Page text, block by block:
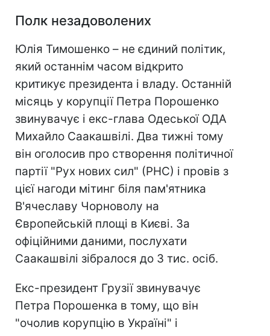
Полк незадоволених
Юлія Тимошенко – не єдиний політик,
який останнім часом відкрито
критикує президента і владу. Останній
місяць у корупції Петра Порошенко
звинувачує і екс-глава Одеської ОДА
Михайло Саакашвілі. Два тижні тому
він оголосив про створення політичної
партії "Рух нових сил" (РНС) і провів з
цієї нагоди мітинг біля пам'ятника
В'ячеславу Чорноволу на
Європейській площі в Києві. За
офіційними даними, послухати
Саакашвілі зібралося до 3 тис. осіб.
Екс-президент Грузії звинувачує
Петра Порошенка в тому, що він
"очолив корупцію в Україні" і